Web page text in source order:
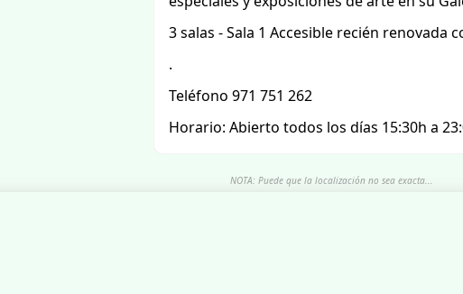
3 salas - Sala 1 Accesible recién renovada
.
Teléfono 971 751 262
Horario: Abierto todos los días 15:30h a
NOTA: Puede que la localización no sea exacta...